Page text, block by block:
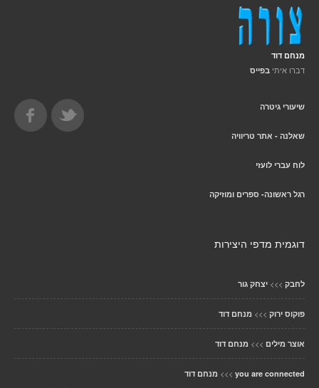
מנחם דוד
דברו איתי בפייס
שיעורי גיטרה
שאלנה - אתר טריוויה
לוח עברי לועזי
רגל ראשונה- ספרים ומוזיקה
דוגמית מדפי היצירות
לחבק >>> יצחק גור
פוקוס ירוק >>> מנחם דוד
אוצר מילים >>> מנחם דוד
you are connected
>>> מנחם דוד